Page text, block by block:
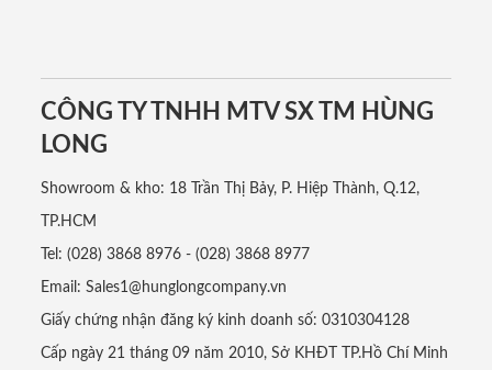
CÔNG TY TNHH MTV SX TM HÙNG
LONG
Showroom & kho: 18 Trần Thị Bảy, P. Hiệp Thành, Q.12,
TP.HCM
Tel: (028) 3868 8976 - (028) 3868 8977
Email: Sales1@hunglongcompany.vn
Giấy chứng nhận đăng ký kinh doanh số: 0310304128
Cấp ngày 21 tháng 09 năm 2010, Sở KHĐT TP.Hồ Chí Minh